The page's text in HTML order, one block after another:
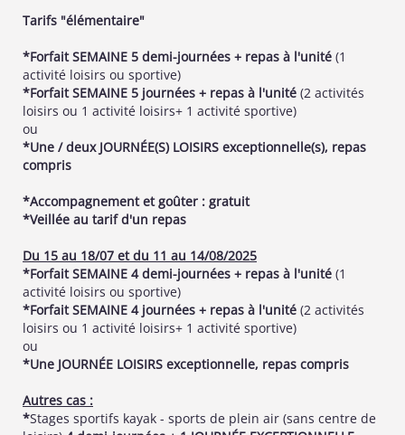
Tarifs "élémentaire"
*Forfait SEMAINE 5 demi-journées + repas à l'unité (1
activité loisirs ou sportive)
*Forfait SEMAINE 5 journées + repas à l'unité (2 activités
loisirs ou 1 activité loisirs+ 1 activité sportive)
ou
*Une / deux JOURNÉE(S) LOISIRS exceptionnelle(s), repas
compris
*Accompagnement et goûter : gratuit
*Veillée au tarif d'un repas
Du 15 au 18/07 et du 11 au 14/08/2025
*Forfait SEMAINE 4 demi-journées + repas à l'unité (1
activité loisirs ou sportive)
*Forfait SEMAINE 4 journées + repas à l'unité (2 activités
loisirs ou 1 activité loisirs+ 1 activité sportive)
ou
*Une JOURNÉE LOISIRS exceptionnelle, repas compris
Autres cas :
*Stages sportifs kayak - sports de plein air (sans centre de